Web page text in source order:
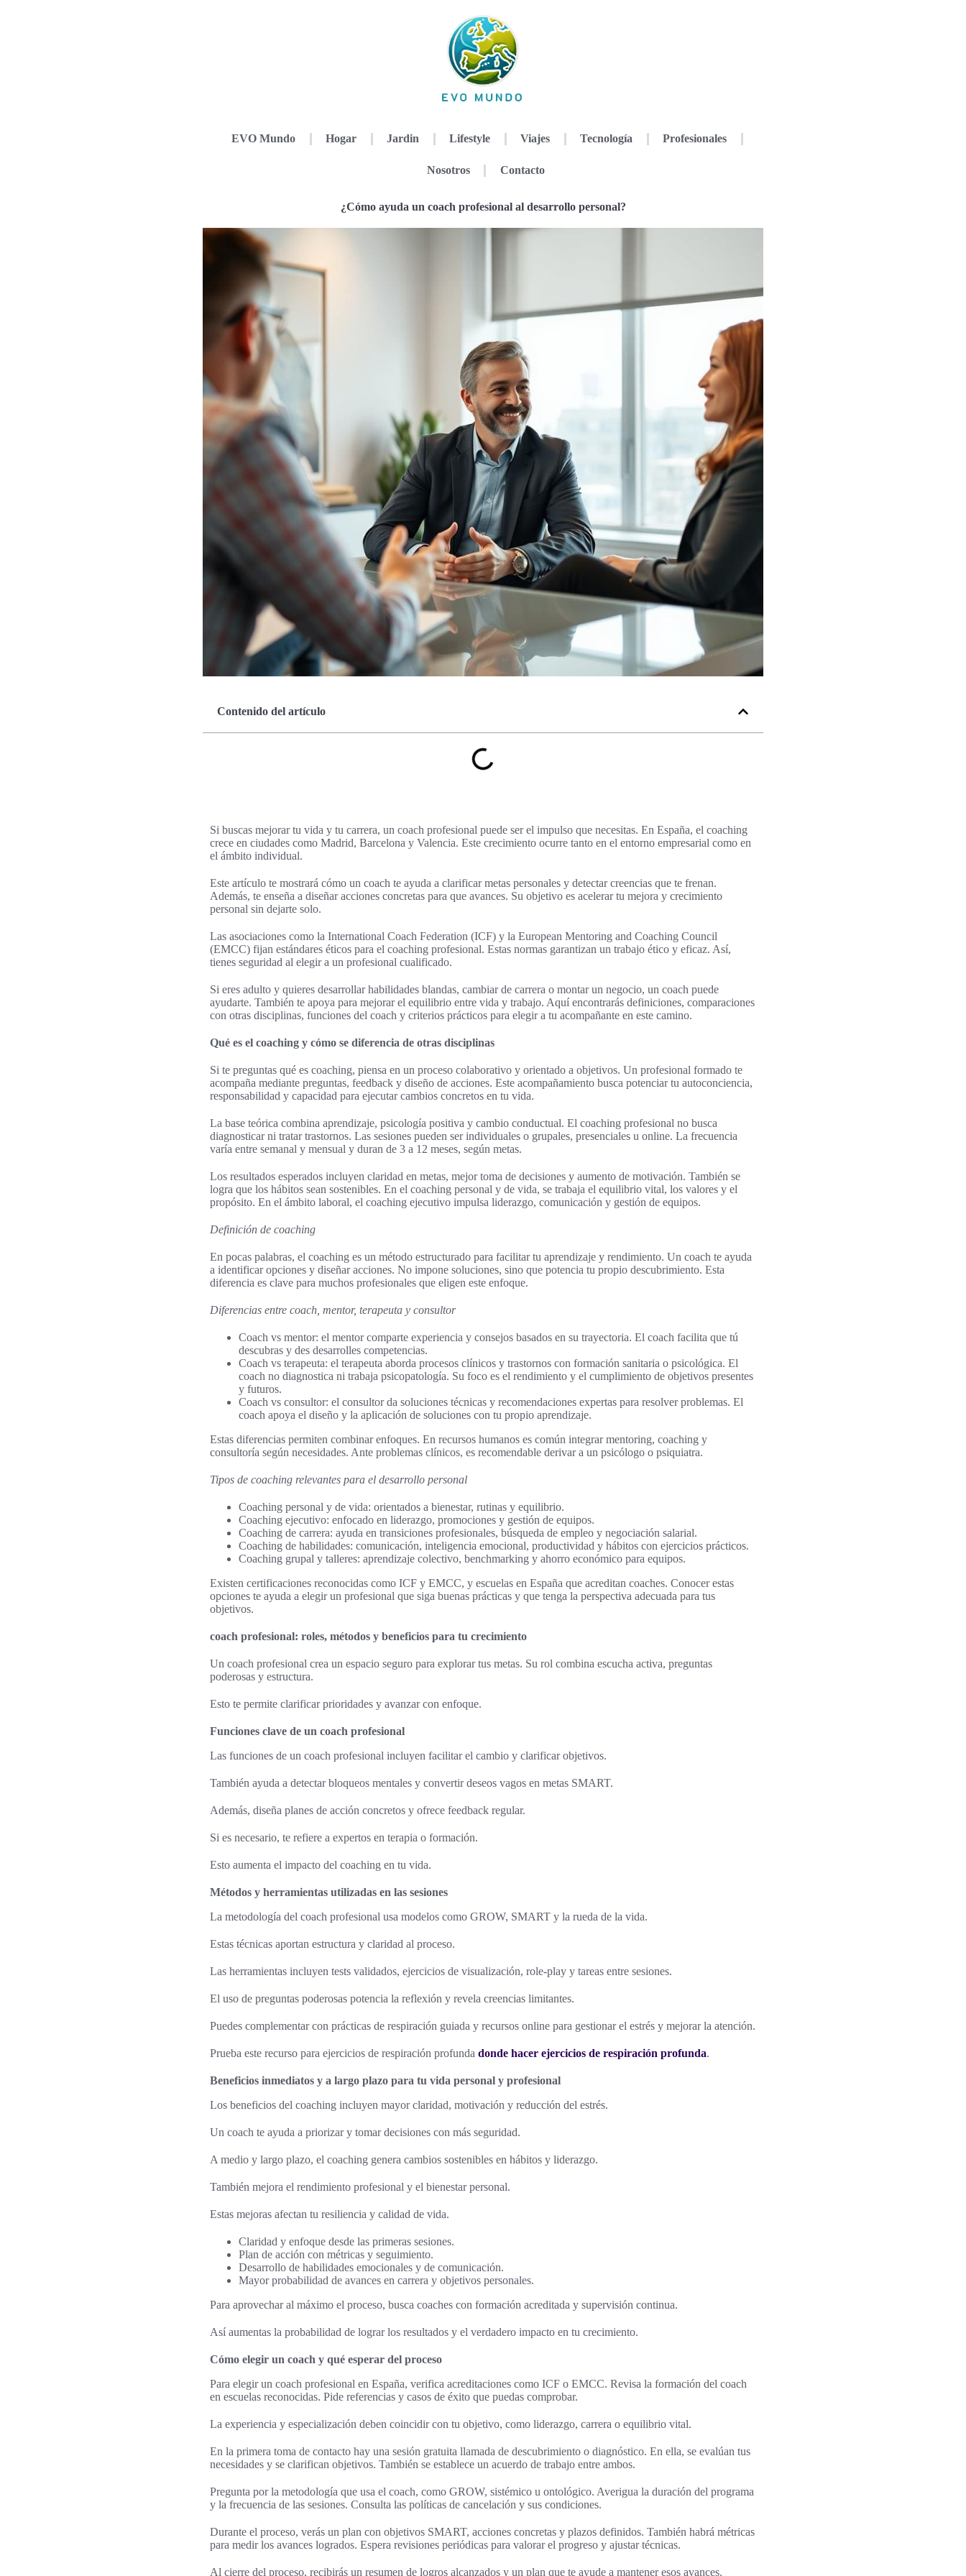
EVO Mundo Hogar Jardin Lifestyle Viajes Tecnología Profesionales
Nosotros Contacto
¿Cómo ayuda un coach profesional al desarrollo personal?
Contenido del artículo
Si buscas mejorar tu vida y tu carrera, un coach profesional puede ser el impulso que necesitas. En España, el coaching
crece en ciudades como Madrid, Barcelona y Valencia. Este crecimiento ocurre tanto en el entorno empresarial como en
el ámbito individual.
Este artículo te mostrará cómo un coach te ayuda a clarificar metas personales y detectar creencias que te frenan.
Además, te enseña a diseñar acciones concretas para que avances. Su objetivo es acelerar tu mejora y crecimiento
personal sin dejarte solo.
Las asociaciones como la International Coach Federation (ICF) y la European Mentoring and Coaching Council
(EMCC) fijan estándares éticos para el coaching profesional. Estas normas garantizan un trabajo ético y eficaz. Así,
tienes seguridad al elegir a un profesional cualificado.
Si eres adulto y quieres desarrollar habilidades blandas, cambiar de carrera o montar un negocio, un coach puede
ayudarte. También te apoya para mejorar el equilibrio entre vida y trabajo. Aquí encontrarás definiciones, comparaciones
con otras disciplinas, funciones del coach y criterios prácticos para elegir a tu acompañante en este camino.
Qué es el coaching y cómo se diferencia de otras disciplinas
Si te preguntas qué es coaching, piensa en un proceso colaborativo y orientado a objetivos. Un profesional formado te
acompaña mediante preguntas, feedback y diseño de acciones. Este acompañamiento busca potenciar tu autoconciencia,
responsabilidad y capacidad para ejecutar cambios concretos en tu vida.
La base teórica combina aprendizaje, psicología positiva y cambio conductual. El coaching profesional no busca
diagnosticar ni tratar trastornos. Las sesiones pueden ser individuales o grupales, presenciales u online. La frecuencia
varía entre semanal y mensual y duran de 3 a 12 meses, según metas.
Los resultados esperados incluyen claridad en metas, mejor toma de decisiones y aumento de motivación. También se
logra que los hábitos sean sostenibles. En el coaching personal y de vida, se trabaja el equilibrio vital, los valores y el
propósito. En el ámbito laboral, el coaching ejecutivo impulsa liderazgo, comunicación y gestión de equipos.
Definición de coaching
En pocas palabras, el coaching es un método estructurado para facilitar tu aprendizaje y rendimiento. Un coach te ayuda
a identificar opciones y diseñar acciones. No impone soluciones, sino que potencia tu propio descubrimiento. Esta
diferencia es clave para muchos profesionales que eligen este enfoque.
Diferencias entre coach, mentor, terapeuta y consultor
Coach vs mentor: el mentor comparte experiencia y consejos basados en su trayectoria. El coach facilita que tú
descubras y des desarrolles competencias.
Coach vs terapeuta: el terapeuta aborda procesos clínicos y trastornos con formación sanitaria o psicológica. El
coach no diagnostica ni trabaja psicopatología. Su foco es el rendimiento y el cumplimiento de objetivos presentes
y futuros.
Coach vs consultor: el consultor da soluciones técnicas y recomendaciones expertas para resolver problemas. El
coach apoya el diseño y la aplicación de soluciones con tu propio aprendizaje.
Estas diferencias permiten combinar enfoques. En recursos humanos es común integrar mentoring, coaching y
consultoría según necesidades. Ante problemas clínicos, es recomendable derivar a un psicólogo o psiquiatra.
Tipos de coaching relevantes para el desarrollo personal
Coaching personal y de vida: orientados a bienestar, rutinas y equilibrio.
Coaching ejecutivo: enfocado en liderazgo, promociones y gestión de equipos.
Coaching de carrera: ayuda en transiciones profesionales, búsqueda de empleo y negociación salarial.
Coaching de habilidades: comunicación, inteligencia emocional, productividad y hábitos con ejercicios prácticos.
Coaching grupal y talleres: aprendizaje colectivo, benchmarking y ahorro económico para equipos.
Existen certificaciones reconocidas como ICF y EMCC, y escuelas en España que acreditan coaches. Conocer estas
opciones te ayuda a elegir un profesional que siga buenas prácticas y que tenga la perspectiva adecuada para tus
objetivos.
coach profesional: roles, métodos y beneficios para tu crecimiento
Un coach profesional crea un espacio seguro para explorar tus metas. Su rol combina escucha activa, preguntas
poderosas y estructura.
Esto te permite clarificar prioridades y avanzar con enfoque.
Funciones clave de un coach profesional
Las funciones de un coach profesional incluyen facilitar el cambio y clarificar objetivos.
También ayuda a detectar bloqueos mentales y convertir deseos vagos en metas SMART.
Además, diseña planes de acción concretos y ofrece feedback regular.
Si es necesario, te refiere a expertos en terapia o formación.
Esto aumenta el impacto del coaching en tu vida.
Métodos y herramientas utilizadas en las sesiones
La metodología del coach profesional usa modelos como GROW, SMART y la rueda de la vida.
Estas técnicas aportan estructura y claridad al proceso.
Las herramientas incluyen tests validados, ejercicios de visualización, role-play y tareas entre sesiones.
El uso de preguntas poderosas potencia la reflexión y revela creencias limitantes.
Puedes complementar con prácticas de respiración guiada y recursos online para gestionar el estrés y mejorar la atención.
Prueba este recurso para ejercicios de respiración profunda donde hacer ejercicios de respiración profunda.
Beneficios inmediatos y a largo plazo para tu vida personal y profesional
Los beneficios del coaching incluyen mayor claridad, motivación y reducción del estrés.
Un coach te ayuda a priorizar y tomar decisiones con más seguridad.
A medio y largo plazo, el coaching genera cambios sostenibles en hábitos y liderazgo.
También mejora el rendimiento profesional y el bienestar personal.
Estas mejoras afectan tu resiliencia y calidad de vida.
Claridad y enfoque desde las primeras sesiones.
Plan de acción con métricas y seguimiento.
Desarrollo de habilidades emocionales y de comunicación.
Mayor probabilidad de avances en carrera y objetivos personales.
Para aprovechar al máximo el proceso, busca coaches con formación acreditada y supervisión continua.
Así aumentas la probabilidad de lograr los resultados y el verdadero impacto en tu crecimiento.
Cómo elegir un coach y qué esperar del proceso
Para elegir un coach profesional en España, verifica acreditaciones como ICF o EMCC. Revisa la formación del coach
en escuelas reconocidas. Pide referencias y casos de éxito que puedas comprobar.
La experiencia y especialización deben coincidir con tu objetivo, como liderazgo, carrera o equilibrio vital.
En la primera toma de contacto hay una sesión gratuita llamada de descubrimiento o diagnóstico. En ella, se evalúan tus
necesidades y se clarifican objetivos. También se establece un acuerdo de trabajo entre ambos.
Pregunta por la metodología que usa el coach, como GROW, sistémico u ontológico. Averigua la duración del programa
y la frecuencia de las sesiones. Consulta las políticas de cancelación y sus condiciones.
Durante el proceso, verás un plan con objetivos SMART, acciones concretas y plazos definidos. También habrá métricas
para medir los avances logrados. Espera revisiones periódicas para valorar el progreso y ajustar técnicas.
Al cierre del proceso, recibirás un resumen de logros alcanzados y un plan que te ayude a mantener esos avances.